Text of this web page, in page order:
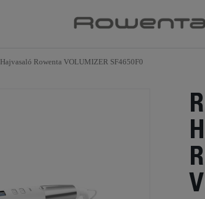
Hajvasaló Rowenta VOLUMIZER SF4650F0